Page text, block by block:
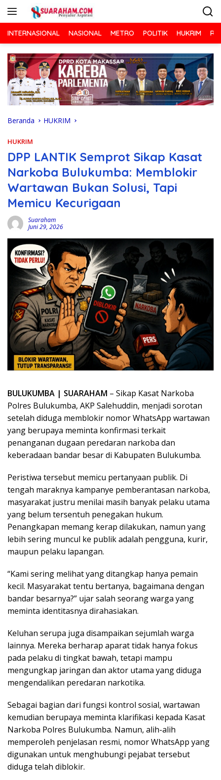
INTERNASIONAL NASIONAL METRO POLITIK HUKRIM
Beranda HUKRIM
HUKRIM
DPP LANTIK Semprot Sikap Kasat
Narkoba Bulukumba: Memblokir
Wartawan Bukan Solusi, Tapi
Memicu Kecurigaan
Suaraham
Juni 29, 2026
BULUKUMBA | SUARAHAM – Sikap Kasat Narkoba
Polres Bulukumba, AKP Salehuddin, menjadi sorotan
setelah diduga memblokir nomor WhatsApp wartawan
yang berupaya meminta konfirmasi terkait
penanganan dugaan peredaran narkoba dan
keberadaan bandar besar di Kabupaten Bulukumba.
Peristiwa tersebut memicu pertanyaan publik. Di
tengah maraknya kampanye pemberantasan narkoba,
masyarakat justru menilai masih banyak pelaku utama
yang belum tersentuh penegakan hukum.
Penangkapan memang kerap dilakukan, namun yang
lebih sering muncul ke publik adalah pengguna, kurir,
maupun pelaku lapangan.
“Kami sering melihat yang ditangkap hanya pemain
kecil. Masyarakat tentu bertanya, bagaimana dengan
bandar besarnya?” ujar salah seorang warga yang
meminta identitasnya dirahasiakan.
Keluhan serupa juga disampaikan sejumlah warga
lainnya. Mereka berharap aparat tidak hanya fokus
pada pelaku di tingkat bawah, tetapi mampu
mengungkap jaringan dan aktor utama yang diduga
mengendalikan peredaran narkotika.
Sebagai bagian dari fungsi kontrol sosial, wartawan
kemudian berupaya meminta klarifikasi kepada Kasat
Narkoba Polres Bulukumba. Namun, alih-alih
memperoleh penjelasan resmi, nomor WhatsApp yang
digunakan untuk menghubungi pejabat tersebut
diduga telah diblokir.